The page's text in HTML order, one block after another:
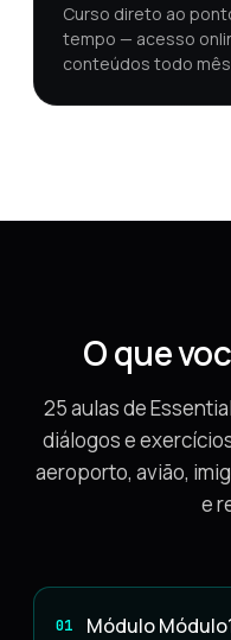
Curso direto ao
tempo — acesso
conteúdos todo mês.
O que
25aulas de
diálogos e
aeroporto, avião,
e
01 Módulo